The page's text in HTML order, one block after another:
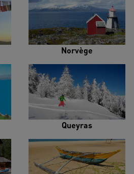
Norvège
Queyras